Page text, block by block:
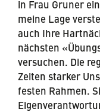
in Frau Gruner
meine Lage
auch Ihre
nächsten
versuchen. Die
Zeiten starker
festen Rahmen.